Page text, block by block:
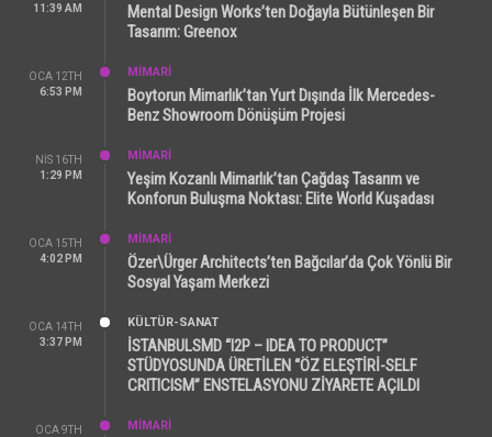
11:39 AM
Mental Design Works’ten Doğayla Bütünleşen Bir
Tasarım: Greenox
OCA 12TH
6:53 PM
MİMARİ
Boytorun Mimarlık’tan Yurt Dışında İlk Mercedes-
Benz Showroom Dönüşüm Projesi
NIS 16TH
1:29 PM
MİMARİ
Yeşim Kozanlı Mimarlık’tan Çağdaş Tasarım ve
Konforun Buluşma Noktası: Elite World Kuşadası
OCA 15TH
4:02 PM
MİMARİ
Özer\Ürger Architects’ten Bağcılar’da Çok Yönlü Bir
Sosyal Yaşam Merkezi
OCA 14TH
3:37 PM
KÜLTÜR-SANAT
İSTANBULSMD “I2P – IDEA TO PRODUCT”
STÜDYOSUNDA ÜRETİLEN “ÖZ ELEŞTİRİ-SELF
CRITICISM” ENSTELASYONU ZİYARETE AÇILDI
OCA 9TH
MİMARİ